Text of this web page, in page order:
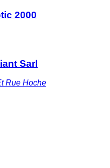
2000
Sarl
Rue Hoche